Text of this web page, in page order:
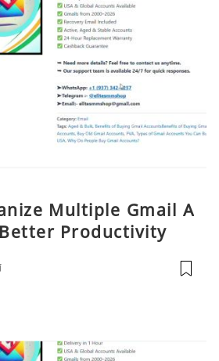
Multiple Gmail A
Productivity